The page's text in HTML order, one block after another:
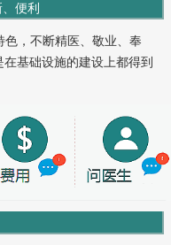
便利
，不断精医、敬业、奉
基础设施的建设上都得到